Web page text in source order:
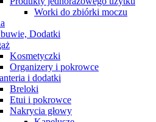
Worki do zbiórki moczu
Dodatki
Kosmetyczki
Organizery i pokrowce
i dodatki
Breloki
Etui i pokrowce
Nakrycia głowy